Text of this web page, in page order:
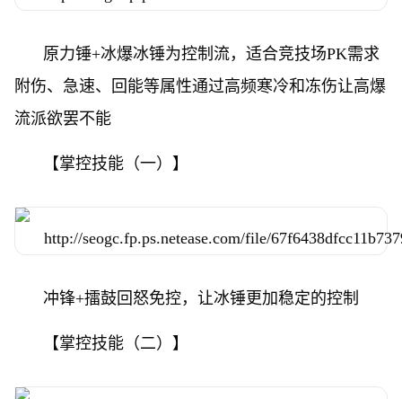
原力锤+冰爆冰锤为控制流，适合竞技场PK需求
附伤、急速、回能等属性通过高频寒冷和冻伤让高爆
流派欲罢不能
【掌控技能（一）】
冲锋+擂鼓回怒免控，让冰锤更加稳定的控制
【掌控技能（二）】